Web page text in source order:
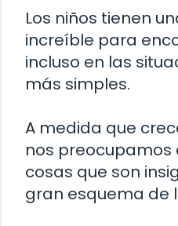
Los niños tienen
increíble para
incluso en las
más simples.
A medida que
nos
cosas que son
gran esquema de